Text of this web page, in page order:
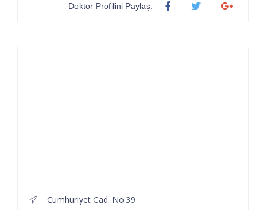
Doktor Profilini Paylaş:
Cumhuriyet Cad. No:39